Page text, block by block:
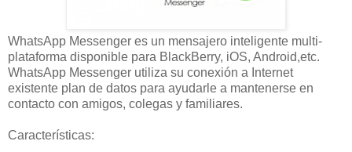
WhatsApp Messenger es un mensajero inteligente multi-
plataforma disponible para BlackBerry, iOS, Android,etc.
WhatsApp Messenger utiliza su conexión a Internet
existente plan de datos para ayudarle a mantenerse en
contacto con amigos, colegas y familiares.
Características: